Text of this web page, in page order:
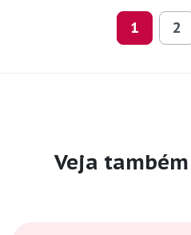
1 2
Veja